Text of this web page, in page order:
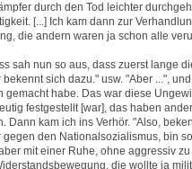
durch den Tod leichter
[...] Ich kam dann zur
die andern waren ja schon alle
sah nun so aus, dass zuerst lange
bekennt sich dazu." usw. "Aber ...",
gemacht habe. Das war diese
festgestellt [war], das haben
Dann kam ich ins Verhör. "Also,
gegen den Nationalsozialismus, bin
mit einer Ruhe, ohne aggressiv
die wollte ja